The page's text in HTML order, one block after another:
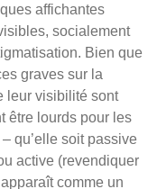
affichantes
socialement
Bien que
graves sur la
leur visibilité sont
être lourds pour les
qu’elle soit passive
active (revendiquer
comme un